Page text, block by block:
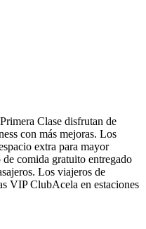
Clase disfrutan de
con más mejoras. Los
extra para mayor
comida gratuito entregado
Los viajeros de
VIP ClubAcela en estaciones